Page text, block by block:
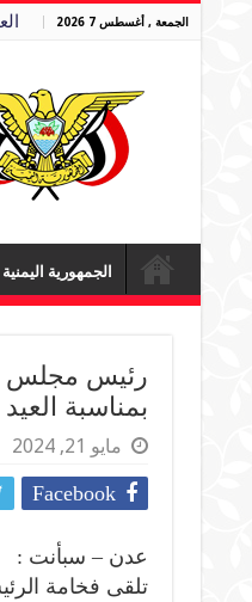
الجمعة , أغسطس 7 2026
الجمهورية اليمنية
رئيس مجلس
بمناسبة العيد
مايو 21, 2024
Facebook
عدن – سبأنت :
تلقى فخامة